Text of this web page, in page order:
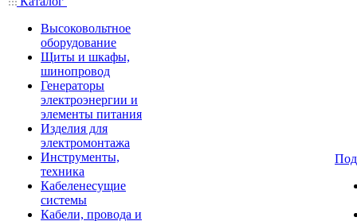
Высоковольтное
оборудование
Щиты и шкафы,
шинопровод
Генераторы
электроэнергии и
элементы питания
Изделия для
электромонтажа
Инструменты,
техника
Кабеленесущие
системы
Кабели, провода и